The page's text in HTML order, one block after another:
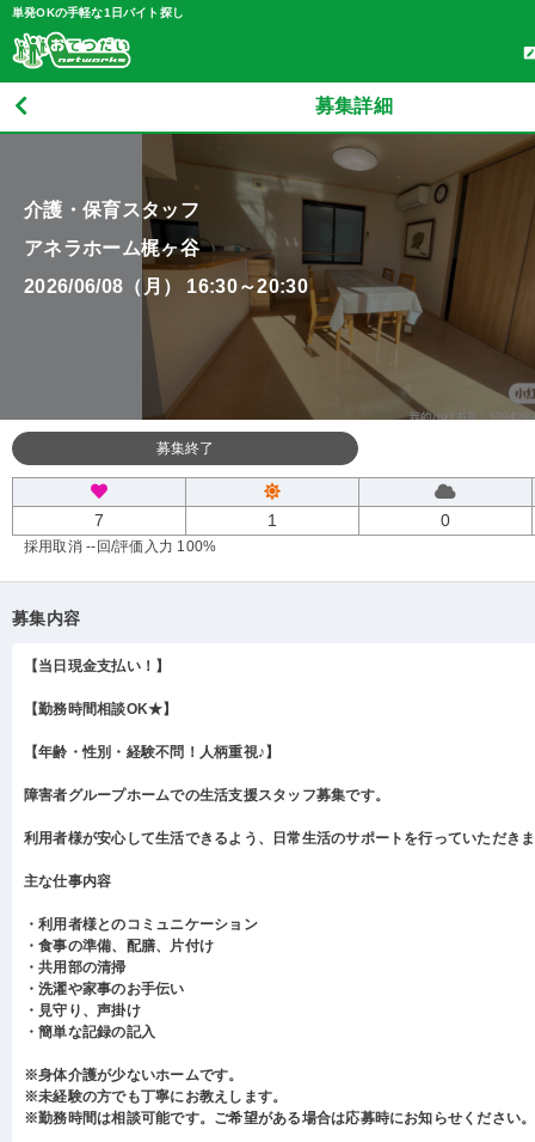
単発OKの手軽な1日バイト探し
募集詳細
介護・保育スタッフ
アネラホーム梶ヶ谷
2026/06/08（月） 16:30～20:30
募集終了
7 1 0
採用取消 --回/評価入力 100%
募集内容
【当日現金支払い！】
【勤務時間相談OK★】
【年齢・性別・経験不問！人柄重視♪】
障害者グループホームでの生活支援スタッフ募集です。
利用者様が安心して生活できるよう、日常生活のサポートを行っていただき
主な仕事内容
・利用者様とのコミュニケーション
・食事の準備、配膳、片付け
・共用部の清掃
・洗濯や家事のお手伝い
・見守り、声掛け
・簡単な記録の記入
※身体介護が少ないホームです。
※未経験の方でも丁寧にお教えします。
※勤務時間は相談可能です。ご希望がある場合は応募時にお知らせください。